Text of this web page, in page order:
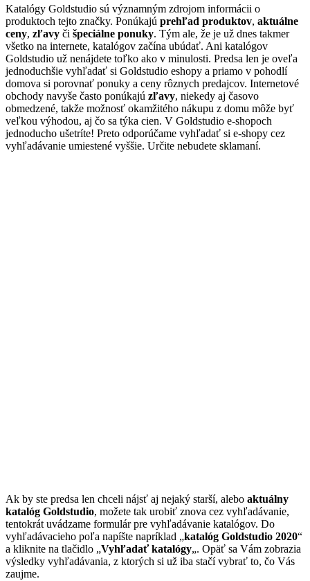
Katalógy Goldstudio sú významným zdrojom informácii o
produktoch tejto značky. Ponúkajú prehľad produktov, aktuálne
ceny, zľavy či špeciálne ponuky. Tým ale, že je už dnes takmer
všetko na internete, katalógov začína ubúdať. Ani katalógov
Goldstudio už nenájdete toľko ako v minulosti. Predsa len je oveľa
jednoduchšie vyhľadať si Goldstudio eshopy a priamo v pohodlí
domova si porovnať ponuky a ceny rôznych predajcov. Internetové
obchody navyše často ponúkajú zľavy, niekedy aj časovo
obmedzené, takže možnosť okamžitého nákupu z domu môže byť
veľkou výhodou, aj čo sa týka cien. V Goldstudio e-shopoch
jednoducho ušetríte! Preto odporúčame vyhľadať si e-shopy cez
vyhľadávanie umiestené vyššie. Určite nebudete sklamaní.
Ak by ste predsa len chceli nájsť aj nejaký starší, alebo aktuálny
katalóg Goldstudio, možete tak urobiť znova cez vyhľadávanie,
tentokrát uvádzame formulár pre vyhľadávanie katalógov. Do
vyhľadávacieho poľa napíšte napríklad „katalóg Goldstudio 2020“
a kliknite na tlačidlo „Vyhľadať katalógy„. Opäť sa Vám zobrazia
výsledky vyhľadávania, z ktorých si už iba stačí vybrať to, čo Vás
zaujme.